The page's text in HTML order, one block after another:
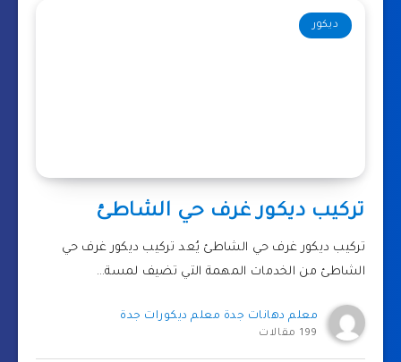
ديكور
تركيب ديكور غرف حي الشاطئ
تركيب ديكور غرف حي الشاطئ يُعد تركيب ديكور غرف حي
الشاطئ من الخدمات المهمة التي تضيف لمسة…
معلم دهانات جدة معلم ديكورات جدة
199 مقالات